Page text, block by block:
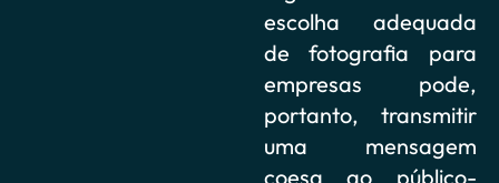
escolha adequada
de fotografia para
empresas pode,
portanto, transmitir
uma mensagem
coesa ao público-